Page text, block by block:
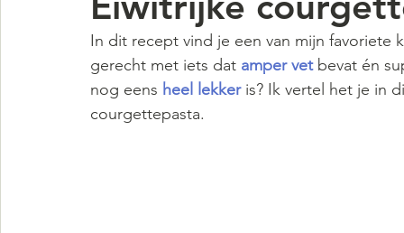
In dit recept vind je een van mijn favoriete
gerecht met iets dat amper vet bevat én
nog eens heel lekker is? Ik vertel het je in
courgettepasta.